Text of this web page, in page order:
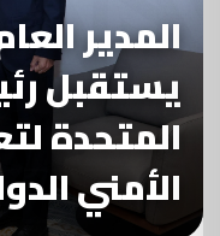
المدير
يستقبل
المتحدة
الأمني